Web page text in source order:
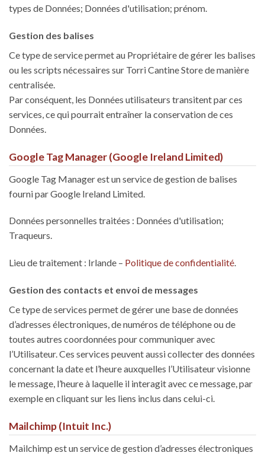
types de Données; Données d'utilisation; prénom.
Gestion des balises
Ce type de service permet au Propriétaire de gérer les balises
ou les scripts nécessaires sur Torri Cantine Store de manière
centralisée.
Par conséquent, les Données utilisateurs transitent par ces
services, ce qui pourrait entraîner la conservation de ces
Données.
Google Tag Manager (Google Ireland Limited)
Google Tag Manager est un service de gestion de balises
fourni par Google Ireland Limited.
Données personnelles traitées : Données d'utilisation;
Traqueurs.
Lieu de traitement : Irlande – Politique de confidentialité.
Gestion des contacts et envoi de messages
Ce type de services permet de gérer une base de données
d’adresses électroniques, de numéros de téléphone ou de
toutes autres coordonnées pour communiquer avec
l’Utilisateur. Ces services peuvent aussi collecter des données
concernant la date et l’heure auxquelles l’Utilisateur visionne
le message, l’heure à laquelle il interagit avec ce message, par
exemple en cliquant sur les liens inclus dans celui-ci.
Mailchimp (Intuit Inc.)
Mailchimp est un service de gestion d’adresses électroniques